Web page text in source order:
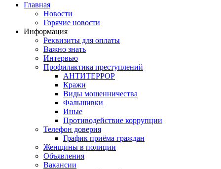
Главная
Новости
Горячие новости
Информация
Реквизиты для оплаты
Важно знать
Интервью
Профилактика преступлений
АНТИТЕРРОР
Кражи
Виды мошенничества
Фальшивки
Иные
Противодействие коррупции
Телефон доверия
График приёма граждан
Женщины в полиции
Объявления
Вакансии